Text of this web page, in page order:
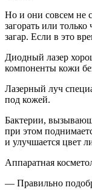
Но и они совсем не
загорать или
загар. Если в это
Диодный лазер
компоненты кожи
Лазерный луч
под кожей.
Бактерии,
при этом
и улучшается цвет
Аппаратная
— Правильно